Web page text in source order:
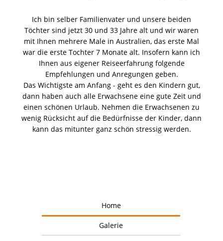
Ich bin selber Familienvater und unsere beiden
Töchter sind jetzt 30 und 33 Jahre alt und wir waren
mit Ihnen mehrere Male in Australien, das erste Mal
war die erste Tochter 7 Monate alt. Insofern kann ich
Ihnen aus eigener Reiseerfahrung folgende
Empfehlungen und Anregungen geben.
Das Wichtigste am Anfang - geht es den Kindern gut,
dann haben auch alle Erwachsene eine gute Zeit und
einen schönen Urlaub. Nehmen die Erwachsenen zu
wenig Rücksicht auf die Bedürfnisse der Kinder, dann
kann das mitunter ganz schön stressig werden.
Home
Galerie